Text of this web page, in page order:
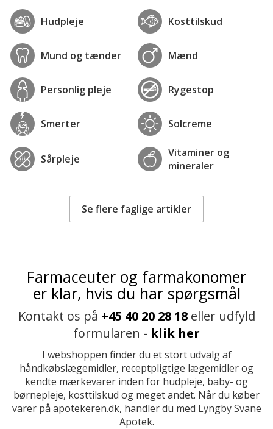
Hudpleje Kosttilskud
Mund og tænder Mænd
Personlig pleje Rygestop
Smerter Solcreme
Sårpleje
Vitaminer og
mineraler
Se flere faglige artikler
Farmaceuter og farmakonomer
er klar, hvis du har spørgsmål
Kontakt os på +45 40 20 28 18eller udfyld
formularen - klik her
I webshoppen finder du et stort udvalg af
håndkøbslægemidler, receptpligtige lægemidler og
kendte mærkevarer inden for hudpleje, baby- og
børnepleje, kosttilskud og meget andet. Når du køber
varer på apotekeren.dk, handler du med Lyngby Svane
Apotek.